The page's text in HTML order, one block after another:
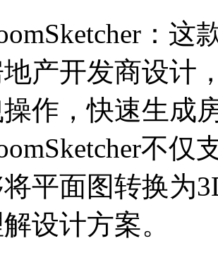
：这
地产开发商设计
作，快速生成
不仅
平面图转换为
设计方案。